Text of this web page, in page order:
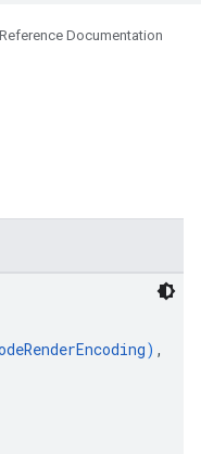
Reference Documentation
) ,